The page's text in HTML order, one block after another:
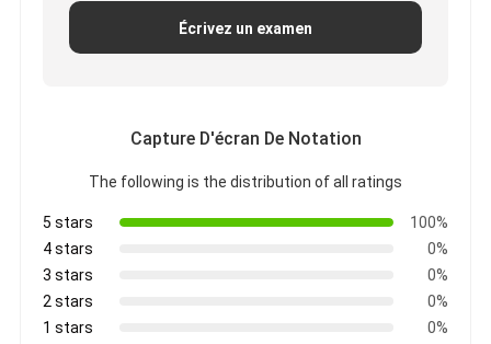
Écrivez un examen
Capture D'écran De Notation
The following is the distribution of all ratings
5 stars
100%
4 stars
0%
3 stars
0%
2 stars
0%
1 stars
0%